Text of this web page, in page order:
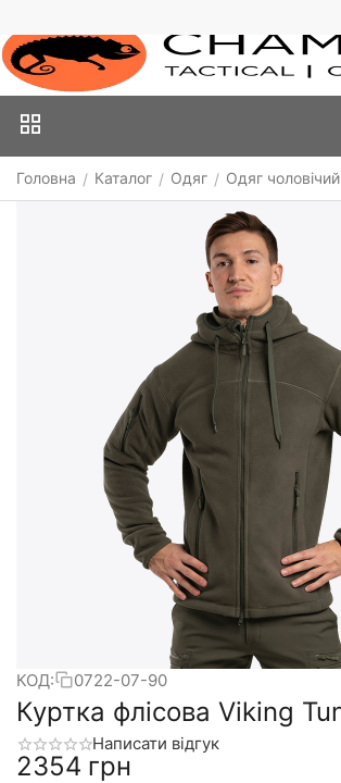
Головна / Каталог / Одяг / Одяг чоловічий
КОД: 0722-07-90
Куртка флісова Viking
Написати відгук
‍2354‍ грн